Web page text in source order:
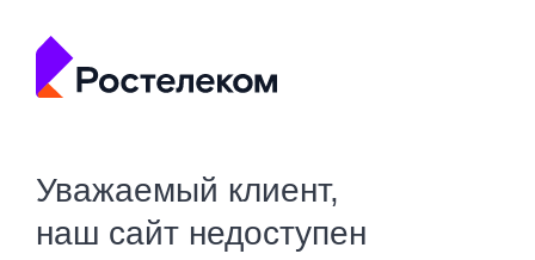
Уважаемый клиент,
наш сайт недоступен